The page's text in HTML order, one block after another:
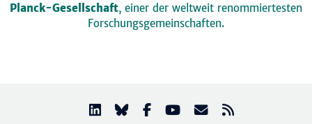
Planck-Gesellschaft, einer der weltweit renommiertesten
Forschungsgemeinschaften.